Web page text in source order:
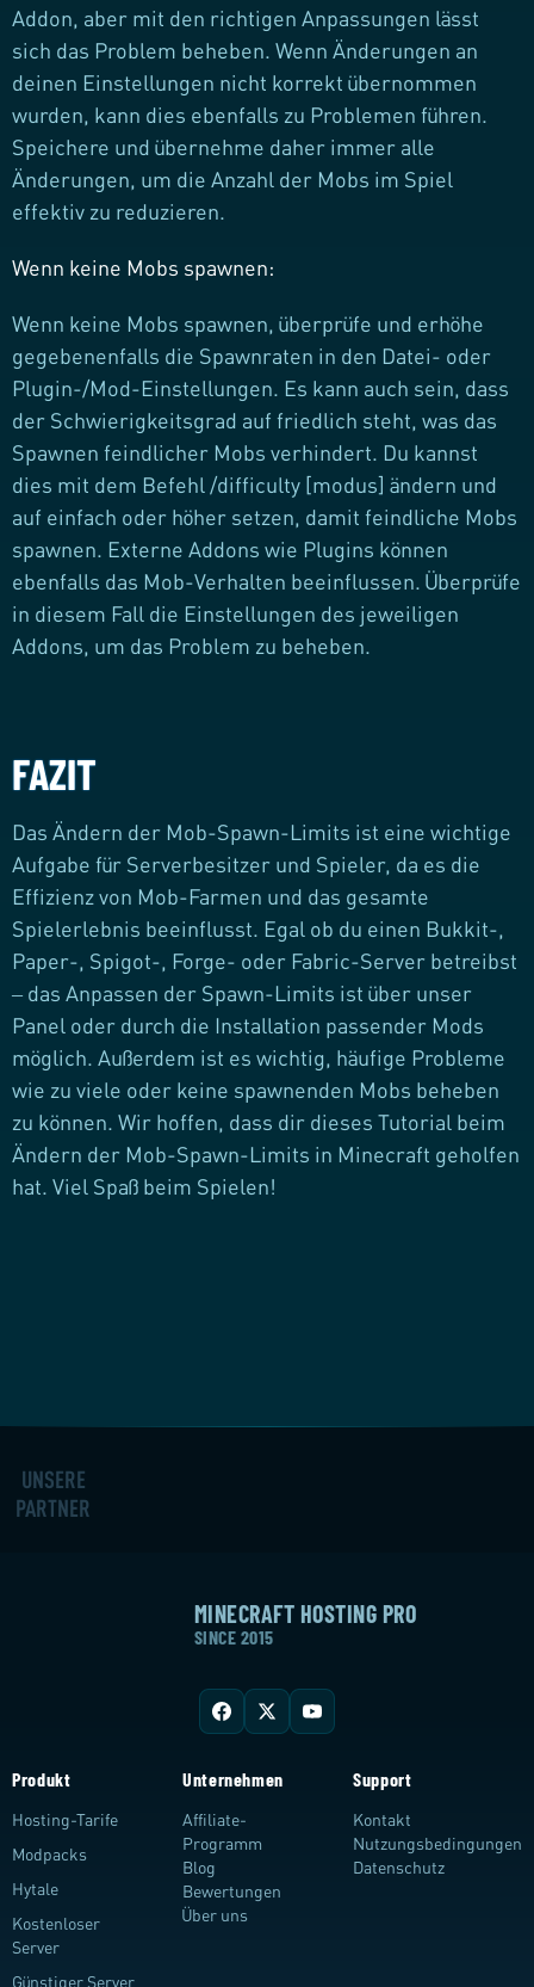
Addon, aber mit den richtigen Anpassungen lässt
sich das Problem beheben. Wenn Änderungen an
deinen Einstellungen nicht korrekt übernommen
wurden, kann dies ebenfalls zu Problemen führen.
Speichere und übernehme daher immer alle
Änderungen, um die Anzahl der Mobs im Spiel
effektiv zu reduzieren.
Wenn keine Mobs spawnen:
Wenn keine Mobs spawnen, überprüfe und erhöhe
gegebenenfalls die Spawnraten in den Datei- oder
Plugin-/Mod-Einstellungen. Es kann auch sein, dass
der Schwierigkeitsgrad auf friedlich steht, was das
Spawnen feindlicher Mobs verhindert. Du kannst
dies mit dem Befehl /difficulty [modus] ändern und
auf einfach oder höher setzen, damit feindliche Mobs
spawnen. Externe Addons wie Plugins können
ebenfalls das Mob-Verhalten beeinflussen. Überprüfe
in diesem Fall die Einstellungen des jeweiligen
Addons, um das Problem zu beheben.
FAZIT
Das Ändern der Mob-Spawn-Limits ist eine wichtige
Aufgabe für Serverbesitzer und Spieler, da es die
Effizienz von Mob-Farmen und das gesamte
Spielerlebnis beeinflusst. Egal ob du einen Bukkit-,
Paper-, Spigot-, Forge- oder Fabric-Server betreibst
– das Anpassen der Spawn-Limits ist über unser
Panel oder durch die Installation passender Mods
möglich. Außerdem ist es wichtig, häufige Probleme
wie zu viele oder keine spawnenden Mobs beheben
zu können. Wir hoffen, dass dir dieses Tutorial beim
Ändern der Mob-Spawn-Limits in Minecraft geholfen
hat. Viel Spaß beim Spielen!
UNSERE
PARTNER
MINECRAFT HOSTING PRO
SINCE 2015
Produkt
Hosting-Tarife
Modpacks
Hytale
Kostenloser
Server
Günstiger Server
Unternehmen
Affiliate-
Programm
Blog
Bewertungen
Über uns
Support
Kontakt
Nutzungsbedingungen
Datenschutz